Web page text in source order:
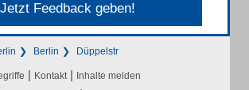
Jetzt Feedback geben!
Berlin Düppelstr
| Kontakt | Inhalte melden